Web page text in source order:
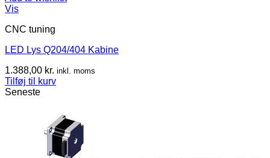
Vis
CNC tuning
LED Lys Q204/404 Kabine
1.388,00 kr. inkl. moms
Tilføj til kurv
Seneste